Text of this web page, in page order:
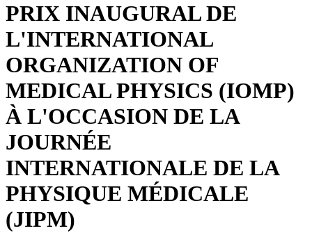
PRIX INAUGURAL DE
L'INTERNATIONAL
ORGANIZATION OF
MEDICAL PHYSICS (IOMP)
À L'OCCASION DE LA
JOURNÉE
INTERNATIONALE DE LA
PHYSIQUE MÉDICALE
(JIPM)